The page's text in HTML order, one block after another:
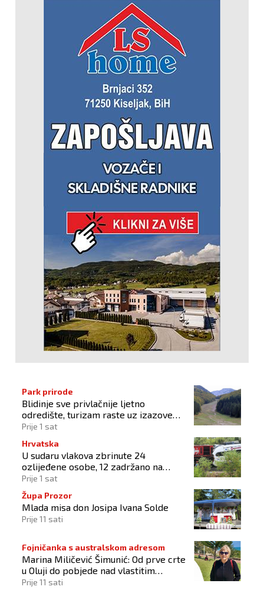
Park prirode
Blidinje sve privlačnije ljetno
odredište, turizam raste uz izazove
očuvanja prirode
Prije 1 sat
Hrvatska
U sudaru vlakova zbrinute 24
ozlijeđene osobe, 12 zadržano na
liječenju
Prije 1 sat
Župa Prozor
Mlada misa don Josipa Ivana Solde
Prije 11 sati
Fojničanka s australskom adresom
Marina Miličević Šimunić: Od prve crte
u Oluji do pobjede nad vlastitim
„olujama“
Prije 11 sati